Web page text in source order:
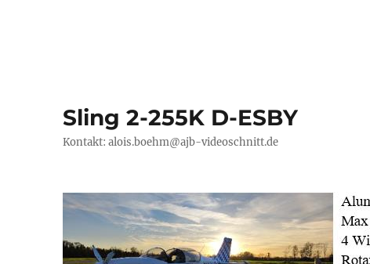
Sling 2-255K D-ESBY
Kontakt: alois.boehm@ajb-videoschnitt.de